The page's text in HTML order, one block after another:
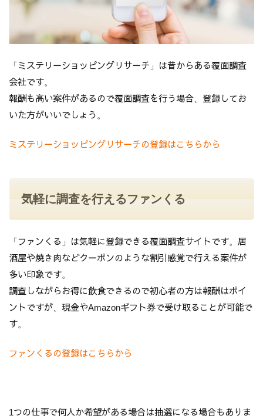
「ミステリーショッピングリサーチ」は昔からある覆面調査
会社です。
報酬も高い案件があるので覆面調査を行う場合、登録してお
いた方がいいでしょう。
ミステリーショッピングリサーチの登録はこちらから
気軽に調査を行えるファンくる
「ファンくる」は気軽に登録できる覆面調査サイトです。居
酒屋や焼き肉などクーポンのような割引感覚で行える案件が
多い印象です。
調査しながらお得に飲食できるので初心者の方は報酬はポイ
ントですが、現金やAmazonギフト券で受け取ることが可能で
す。
ファンくるの登録はこちらから
1つの仕事で何人か希望がある場合は抽選になる場合もありま